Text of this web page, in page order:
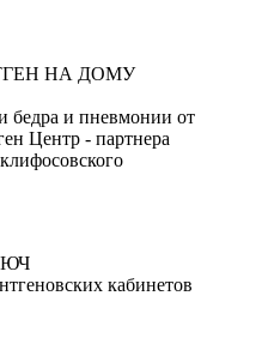
НА ДОМУ
бедра и пневмонии от
Центр - партнера
кабинетов